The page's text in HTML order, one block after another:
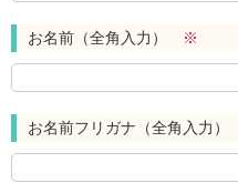
お名前（全角入力） ※
お名前フリガナ（全角入力）